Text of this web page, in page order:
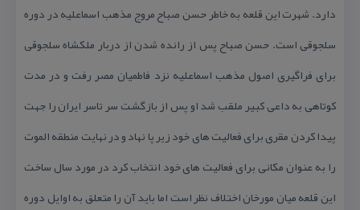
دارد. شهرت این قلعه به خاطر حسن صباح مروج مذهب اسماعلیه در دوره
سلجوقی است. حسن صباح پس از رانده شدن از دربار ملكشاه سلجوقی
برای فراگیری اصول مذهب اسماعلیه نزد فاطمیان مصر رفت و در مدت
كوتاهی به داعی كبیر ملقب شد او پس از بازگشت سر تاسر ایران را جهت
پیدا كردن مقری برای فعالیت های خود زیر پا نهاد و در نهایت منطقه الموت
را به عنوان مكانی برای فعالیت های خود انتخاب كرد در مورد سال ساخت
این قلعه میان مورخان اختلاف نظر است اما باید آن را متعلق به اوایل دوره